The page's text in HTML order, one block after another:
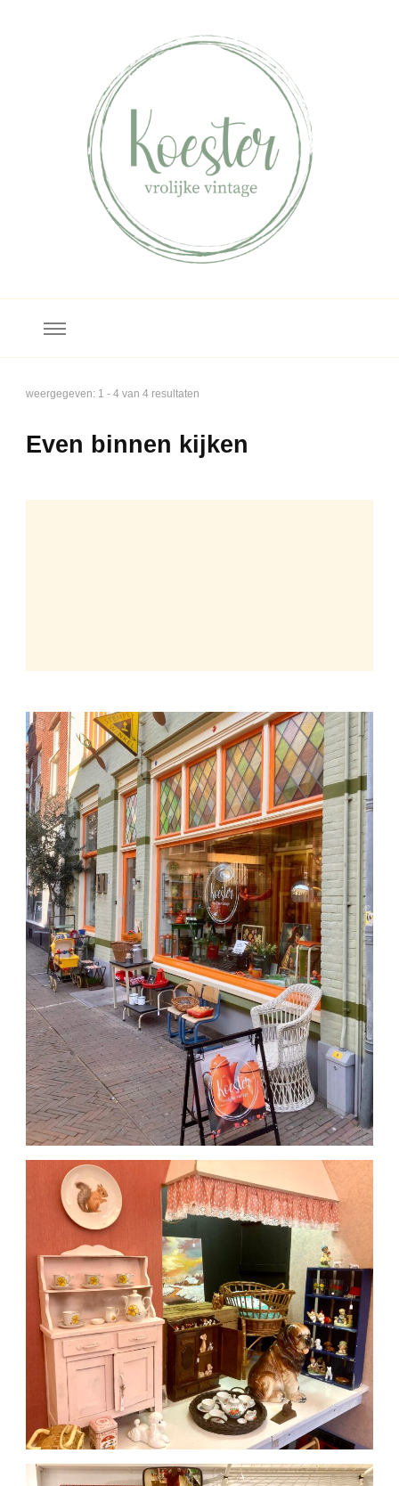
Koester
weergegeven: 1 - 4 van 4 resultaten
Even binnen kijken